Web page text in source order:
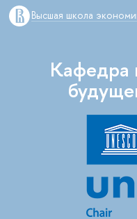
Высшая школа
Кафедра